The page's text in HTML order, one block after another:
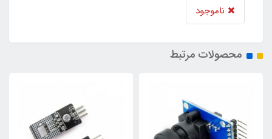
ناموجود
محصولات مرتبط